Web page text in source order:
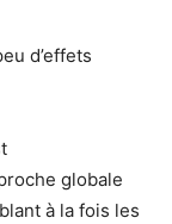
d’effets
globale
à la fois les